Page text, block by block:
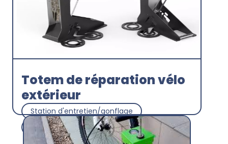
Totem de réparation vélo
extérieur
Station d'entretien/gonflage
Acorus